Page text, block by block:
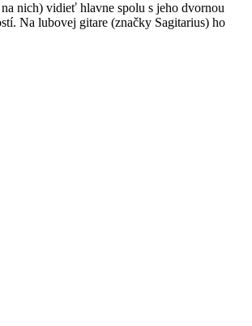
nich) vidieť hlavne spolu s jeho dvornou
Na lubovej gitare (značky Sagitarius) ho